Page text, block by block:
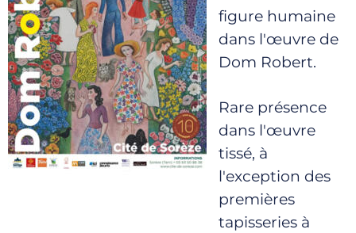
figure humaine
dans l'œuvre de
Dom Robert.
Rare présence
dans l'œuvre
tissé, à
l'exception des
premières
tapisseries à